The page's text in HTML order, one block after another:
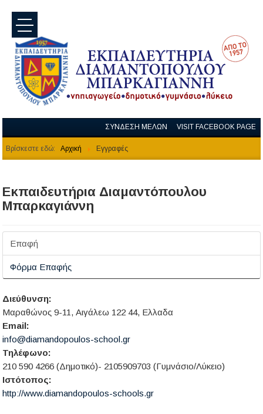
ΣΥΝΔΕΣΗ ΜΕΛΩΝ VISIT FACEBOOK PAGE
Βρίσκεστε εδώ: Αρχική Εγγραφές
Εκπαιδευτήρια Διαμαντόπουλου
Μπαρκαγιάννη
Επαφή
Φόρμα Επαφής
Διεύθυνση:
Μαραθώνος 9-11, Αιγάλεω 122 44, Ελλαδα
Email:
info@diamandopoulos-school.gr
Τηλέφωνο:
210 590 4266 (Δημοτικό)- 2105909703 (Γυμνάσιο/Λύκειο)
Ιστότοπος:
http://www.diamandopoulos-schools.gr